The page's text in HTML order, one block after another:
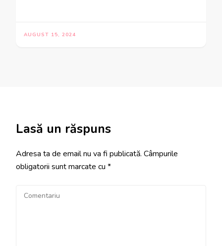
AUGUST 15, 2024
Lasă un răspuns
Adresa ta de email nu va fi publicată. Câmpurile
obligatorii sunt marcate cu *